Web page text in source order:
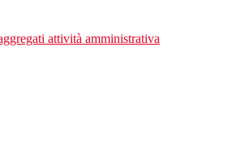
attività amministrativa